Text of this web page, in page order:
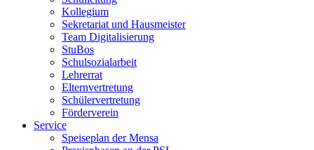
Kollegium
Sekretariat und Hausmeister
Team Digitalisierung
StuBos
Schulsozialarbeit
Lehrerrat
Elternvertretung
Schülervertretung
Förderverein
Service
Speiseplan der Mensa